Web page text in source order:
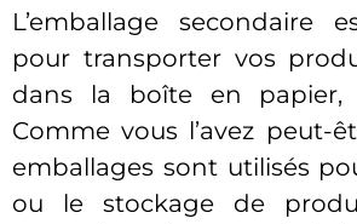
L’emballage secondaire
pour transporter vos
dans la boîte en papier,
Comme vous l’avez peut-
emballages sont utilisés
ou le stockage de